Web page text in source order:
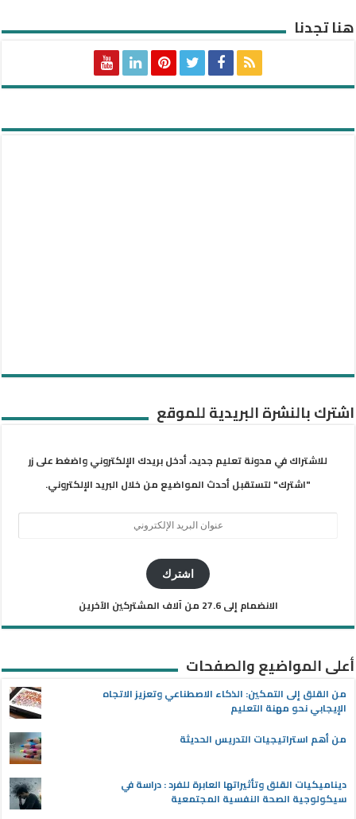
هنا تجدنا
اشترك بالنشرة البريدية للموقع
للاشتراك في مدونة تعليم جديد، أدخل بريدك الإلكتروني واضغط على زر
"اشترك" لتستقبل أحدث المواضيع من خلال البريد الإلكتروني.
اشترك
الانضمام إلى 27.6 من آلاف المشتركين الآخرين
أعلى المواضيع والصفحات
من القلق إلى التمكين: الذكاء الاصطناعي وتعزيز الاتجاه
الإيجابي نحو مهنة التعليم
من أهم استراتيجيات التدريس الحديثة
ديناميكيات القلق وتأثيراتها العابرة للفرد : دراسة في
سيكولوجية الصحة النفسية المجتمعية